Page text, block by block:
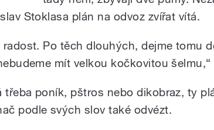
Stoklasa plán na odvoz zvířat vítá.
radost. Po těch dlouhých, dejme tomu
mít velkou kočkovitou šelmu,“
třeba poník, pštros nebo dikobraz, ty
podle svých slov také odvézt.